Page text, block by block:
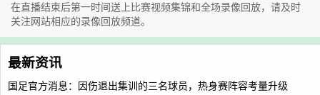
在直播结束后第一时间送上比赛视频集锦和全场录像回放，请及时
关注网站相应的录像回放频道。
最新资讯
国足官方消息：因伤退出集训的三名球员，热身赛阵容考量升级